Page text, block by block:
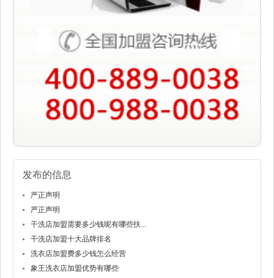
发布的信息
严正声明
严正声明
干洗店加盟需要多少钱呢有哪些扶...
干洗店加盟十大品牌排名
洗衣店加盟费多少钱怎么经营
象王洗衣店加盟优势有哪些